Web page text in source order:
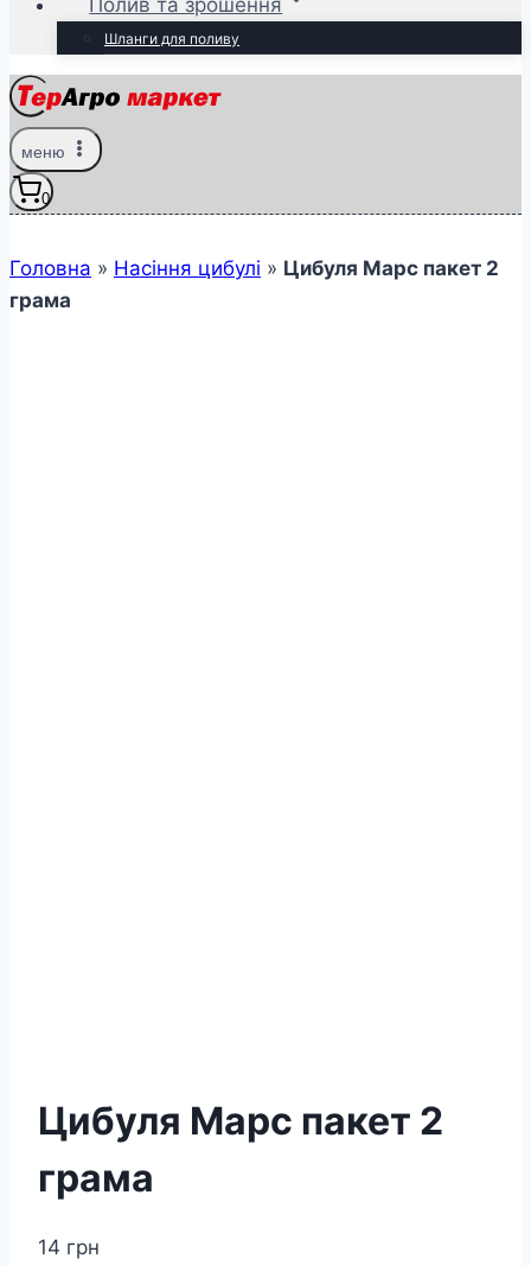
Полив та зрошення
Шланги для поливу
меню
0
Головна » Насіння цибулі » Цибуля Марс пакет 2
грама
Цибуля Марс пакет 2
грама
14 грн